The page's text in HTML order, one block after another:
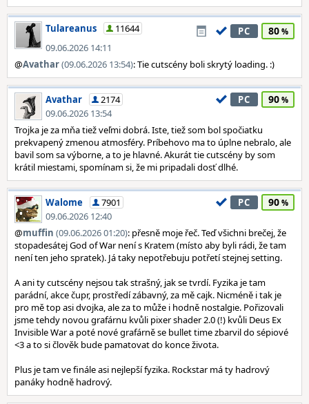
Tulareanus
11644
09.06.2026 14:11
PC 80
@Avathar(09.06.2026 13:54): Tie cutscény boli skrytý loading. :)
Avathar
2174
09.06.2026 13:54
PC 90
Trojka je za mňa tiež veľmi dobrá. Iste, tiež som bol spočiatku
prekvapený zmenou atmosféry. Príbehovo ma to úplne nebralo, ale
bavil som sa výborne, a to je hlavné. Akurát tie cutscény by som
krátil miestami, spomínam si, že mi pripadali dosť dlhé.
Walome
7901
09.06.2026 12:40
PC 90
@muffin (09.06.2026 01:20): přesně moje řeč. Teď všichni brečej, že
stopadesátej God of War není s Kratem (místo aby byli rádi, že tam
není ten jeho spratek). Já taky nepotřebuju potřetí stejnej setting.
A ani ty cutscény nejsou tak strašný, jak se tvrdí. Fyzika je tam
parádní, akce čupr, prostředí zábavný, za mě cajk. Nicméně i tak je
pro mě top asi dvojka, ale za to může i hodně nostalgie. Pořizovali
jsme tehdy novou grafárnu kvůli pixer shader 2.0 (!) kvůli Deus Ex
Invisible War a poté nové grafárně se bullet time zbarvil do sépiové
<3 a to si člověk bude pamatovat do konce života.
Plus je tam ve finále asi nejlepší fyzika. Rockstar má ty hadrový
panáky hodně hadrový.